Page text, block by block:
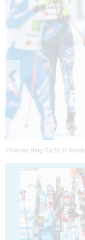
Thomas Bing (GER) ©
1